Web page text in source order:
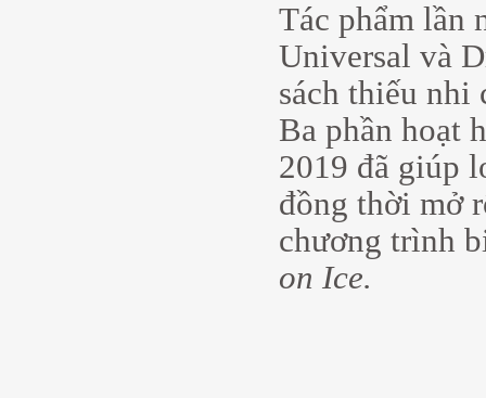
Tác phẩm lần
Universal và
sách thiếu nhi
Ba phần hoạt
2019 đã giúp
đồng thời mở
chương trình
on Ice.